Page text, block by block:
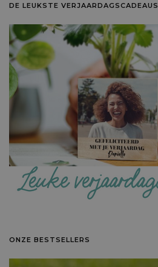
DE LEUKSTE VERJAARDAGSCADEAUS
ONZE BESTSELLERS